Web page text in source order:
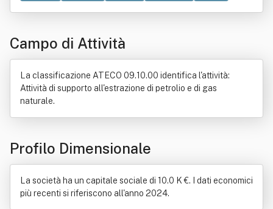
Campo di Attività
La classificazione ATECO 09.10.00 identifica l'attività:
Attività di supporto all'estrazione di petrolio e di gas
naturale.
Profilo Dimensionale
La società ha un capitale sociale di 10.0 K €. I dati economici
più recenti si riferiscono all'anno 2024.